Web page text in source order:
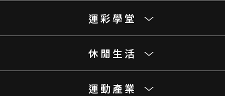
運彩學堂
休閒生活
運動產業